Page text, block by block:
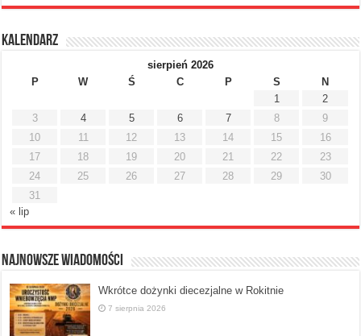
Kalendarz
sierpień 2026
P
W Ś C P S
N
1
2
3
4 5 6 7 8
9
10
11 12 13 14 15
16
17
18 19 20 21 22
23
24
25 26 27 28 29
30
31
« lip
Najnowsze Wiadomości
Wkrótce dożynki diecezjalne w Rokitnie
7 sierpnia 2026